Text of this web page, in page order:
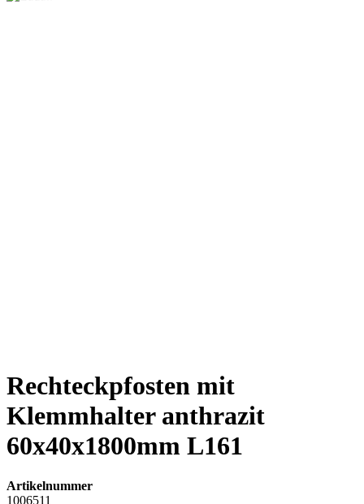
Rechteckpfosten mit
Klemmhalter anthrazit
60x40x1800mm L161
Artikelnummer
1006511